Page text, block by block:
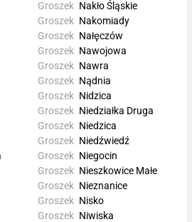
Groszek Nakło Śląskie
Groszek Nakomiady
Groszek Nałęczów
Groszek Nawojowa
Groszek Nawra
Groszek Nądnia
Groszek Nidzica
Groszek Niedziałka Druga
Groszek Niedzica
Groszek Niedźwiedź
Groszek Niegocin
Groszek Nieszkowice Małe
Groszek Nieznanice
Groszek Nisko
Groszek Niwiska